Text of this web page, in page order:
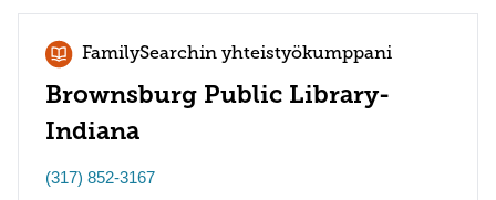
FamilySearchin yhteistyökumppani
Brownsburg Public Library-
Indiana
(317) 852-3167